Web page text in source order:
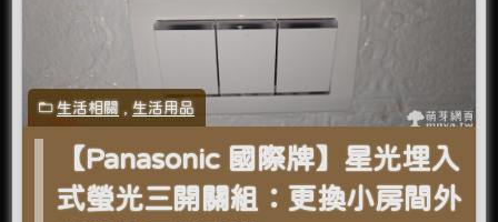
生活相關 ,生活用品
【Panasonic 國際牌】星光埋入
式螢光三開關組：更換小房間外